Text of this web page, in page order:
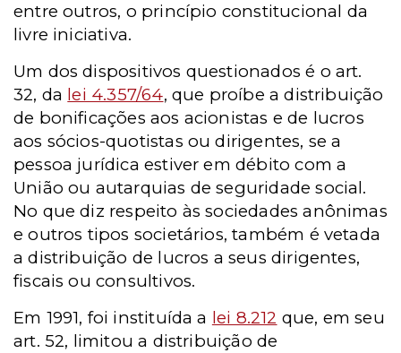
entre outros, o princípio constitucional da
livre iniciativa.
Um dos dispositivos questionados é o art.
32, da lei 4.357/64, que proíbe a distribuição
de bonificações aos acionistas e de lucros
aos sócios-quotistas ou dirigentes, se a
pessoa jurídica estiver em débito com a
União ou autarquias de seguridade social.
No que diz respeito às sociedades anônimas
e outros tipos societários, também é vetada
a distribuição de lucros a seus dirigentes,
fiscais ou consultivos.
Em 1991, foi instituída a lei 8.212 que, em seu
art. 52, limitou a distribuição de